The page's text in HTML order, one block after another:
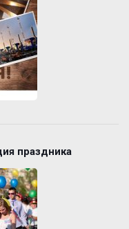
праздника